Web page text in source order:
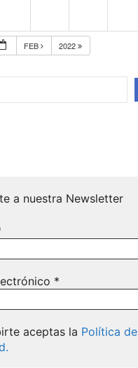
FEB 2022
a nuestra Newsletter
*
aceptas la Política de